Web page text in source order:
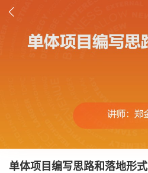
单体项目编写思路和落地形式